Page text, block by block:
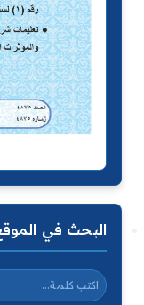
البحث في